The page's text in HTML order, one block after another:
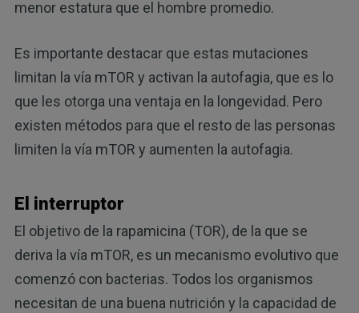
menor estatura que el hombre promedio.
Es importante destacar que estas mutaciones
limitan la vía mTOR y activan la autofagia, que es lo
que les otorga una ventaja en la longevidad. Pero
existen métodos para que el resto de las personas
limiten la vía mTOR y aumenten la autofagia.
El interruptor
El objetivo de la rapamicina (TOR), de la que se
deriva la vía mTOR, es un mecanismo evolutivo que
comenzó con bacterias. Todos los organismos
necesitan de una buena nutrición y la capacidad de